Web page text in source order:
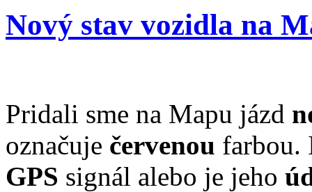
Nový stav vozidla na
Pridali sme na Mapu jázd
označuje červenou farbou.
GPS signál alebo je jeho